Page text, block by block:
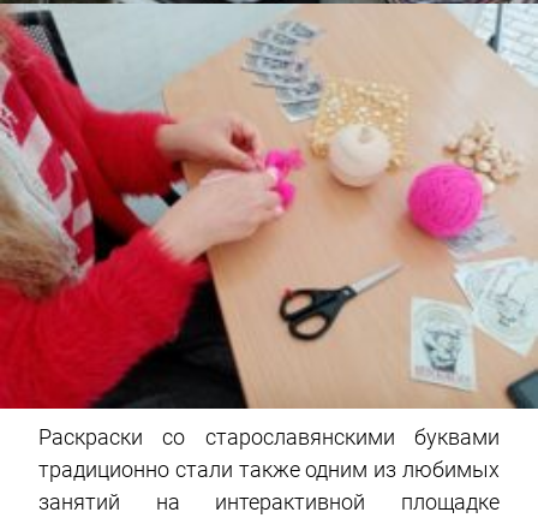
Раскраски со старославянскими буквами
традиционно стали также одним из любимых
занятий на интерактивной площадке